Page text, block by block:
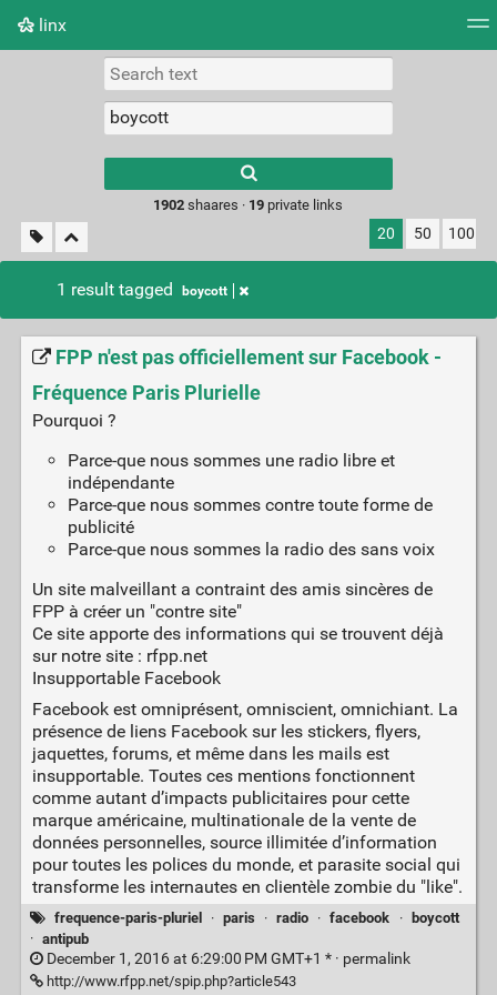
linx
Picture wall
results.
1902 shaares · 19 private links
20 50 100
1 result tagged boycott
FPP n'est pas officiellement sur Facebook -
Fréquence Paris Plurielle
Pourquoi ?
Parce-que nous sommes une radio libre et
indépendante
Parce-que nous sommes contre toute forme de
publicité
Parce-que nous sommes la radio des sans voix
Un site malveillant a contraint des amis sincères de
FPP à créer un "contre site"
Ce site apporte des informations qui se trouvent déjà
sur notre site : rfpp.net
Insupportable Facebook
Facebook est omniprésent, omniscient, omnichiant. La
présence de liens Facebook sur les stickers, flyers,
jaquettes, forums, et même dans les mails est
insupportable. Toutes ces mentions fonctionnent
comme autant d’impacts publicitaires pour cette
marque américaine, multinationale de la vente de
données personnelles, source illimitée d’information
pour toutes les polices du monde, et parasite social qui
transforme les internautes en clientèle zombie du "like".
frequence-paris-pluriel · paris · radio · facebook ·
boycott
· antipub
December 1, 2016 at 6:29:00 PM GMT+1 * · permalink
http://www.rfpp.net/spip.php?article543